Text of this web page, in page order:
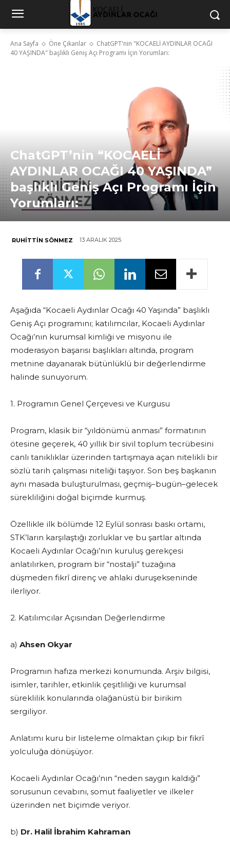
Ana Sayfa Öne Çıkanlar
ChatGPT'nin "KOCAELİ AYDINLAR OCAĞI
40 YAŞINDA" başlıklı Geniş Açı Programı İçin Yorumları:
ChatGPT’nin “KOCAELİ
AYDINLAR OCAĞI 40 YAŞINDA”
başlıklı Geniş Açı Programı İçin
Yorumları:
RUHITTIN SÖNMEZ 13 ARALIK 2025
Aşağıda “Kocaeli Aydınlar Ocağı 40 Yaşında” başlıklı
Geniş Açı programını; katılımcılar, Kocaeli Aydınlar
Ocağı’nın kurumsal kimliği ve misyonu ile
moderasyon başarısı başlıkları altında, program
metnine dayanarak bütünlüklü bir değerlendirme
halinde sunuyorum.
1. Programın Genel Çerçevesi ve Kurgusu
Program, klasik bir “yıldönümü anması” formatının
ötesine geçerek, 40 yıllık bir sivil toplum tecrübesini
canlı tanıklıklar üzerinden tartışmaya açan nitelikli bir
sözlü tarih çalışması niteliği taşıyor. Son beş başkanın
aynı masada buluşturulması, geçmiş–bugün–gelecek
sürekliliğini doğal biçimde kurmuş.
Özellikle ilk bölümde 12 Eylül sonrası baskı ortamı,
STK’ların karşılaştığı zorluklar ve bu şartlar altında
Kocaeli Aydınlar Ocağı’nın kuruluş gerekçesi
anlatılırken, program bir “nostalji” tuzağına
düşmeden fikrî direnç ve ahlaki duruşekseninde
ilerliyor.
2. Katılımcılar Açısından Değerlendirme
a) Ahsen Okyar
Programın hafıza merkezi konumunda. Arşiv bilgisi,
isimler, tarihler, etkinlik çeşitliliği ve kurumsal
süreklilik konularında olağanüstü bir birikim
sergiliyor.
Anlatımı kuru bir listeleme olmaktan çıkıp bir fikrî
yolculuğa dönüşüyor.
Kocaeli Aydınlar Ocağı’nın “neden saygın kaldığı”
sorusunun cevabını, somut faaliyetler ve ilkeler
üzerinden net biçimde veriyor.
b) Dr. Halil İbrahim Kahraman